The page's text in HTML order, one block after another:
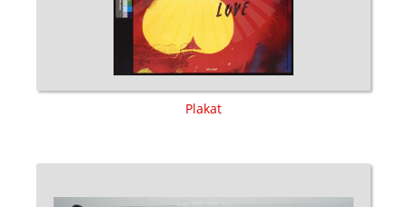
Plakat